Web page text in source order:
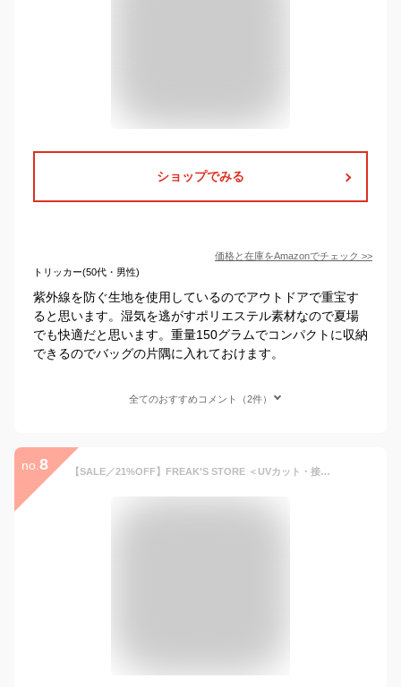
ショップでみる
価格と在庫をAmazonでチェック >>
トリッカー(50代・男性)
紫外線を防ぐ生地を使用しているのでアウトドアで重宝す
ると思います。湿気を逃がすポリエステル素材なので夏場
でも快適だと思います。重量150グラムでコンパクトに収納
できるのでバッグの片隅に入れておけます。
全てのおすすめコメント（2件）
no. 8 【SALE／21%OFF】FREAK'S STORE ＜UVカット・接触冷感・吸水速乾＞AiRide/エアライド ワイドシルエット ポケッタブル クライミングパンツ 【限定展開】 フリークスストア パンツ その他のパンツ ブラウン グレー ベージュ ブラック ネイビー【送料無料】